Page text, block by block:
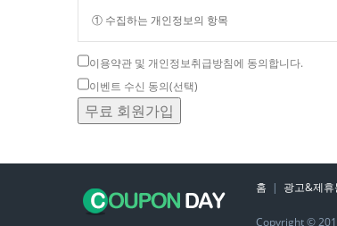
제 2 조 (정의)
① “서비스”라 함은 “회원”이 이용할 수 있는 “회사”
② “회원”이라 함은 회사의 “서비스”에 접속하여 이
을 말합니다.
① 수집하는 개인정보의 항목
회사는 회원가입 , 서비스 이용 등을 위해 아래와 같
② 개인정보의 수집목적&항목 및 이용목적
-개인정보의 수집목적 및 이용목적-
이용약관 및 개인정보취급방침에 동의합니다.
이벤트 수신 동의(선택)
무료 회원가입
홈 | 광고&제휴
Copyright ©